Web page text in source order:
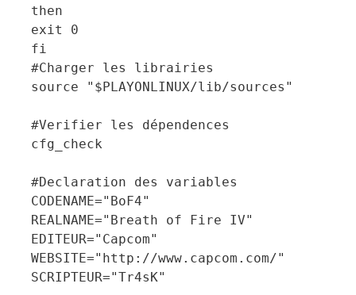
then
exit 0
fi
#Charger les librairies
source "$PLAYONLINUX/lib/sources"
#Verifier les dépendences
cfg_check
#Declaration des variables
CODENAME="BoF4"
REALNAME="Breath of Fire IV"
EDITEUR="Capcom"
WEBSITE="http://www.capcom.com/"
SCRIPTEUR="Tr4sK"